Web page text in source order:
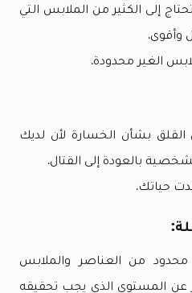
إلى الكثير من الملابس التي
الغير محدودة.
بشأن الخسارة لأن لديك
بالعودة إلى القتال.
حياتك.
من العناصر والملابس
عن المستوى الذي يجب تحقيقه